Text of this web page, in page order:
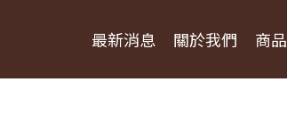
最新消息 關於我們 商品